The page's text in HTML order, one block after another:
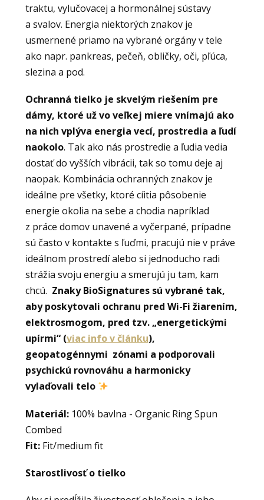
traktu, vylučovacej a hormonálnej sústavy
a svalov. Energia niektorých znakov je
usmernené priamo na vybrané orgány v tele
ako napr. pankreas, pečeň, obličky, oči, pľúca,
slezina a pod.
Ochranná tielko je skvelým riešením pre
dámy, ktoré už vo veľkej miere vnímajú ako
na nich vplýva energia vecí, prostredia a ľudí
naokolo. Tak ako nás prostredie a ľudia vedia
dostať do vyšších vibrácii, tak so tomu deje aj
naopak. Kombinácia ochranných znakov je
ideálne pre všetky, ktoré cíitia pôsobenie
energie okolia na sebe a chodia napríklad
z práce domov unavené a vyčerpané, prípadne
sú často v kontakte s ľuďmi, pracujú nie v práve
ideálnom prostredí alebo si jednoducho radi
strážia svoju energiu a smerujú ju tam, kam
chcú. Znaky BioSignatures sú vybrané tak,
aby poskytovali ochranu pred Wi-Fi žiarením,
elektrosmogom, pred tzv. „energetickými
upírmi“ (viac info v článku),
geopatogénnymi zónami a podporovali
psychickú rovnováhu a harmonicky
vylaďovali telo
Materiál:100% bavlna - Organic Ring Spun
Combed
Fit:Fit/medium fit
Starostlivosť o tielko